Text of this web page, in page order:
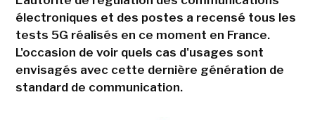
électroniques et des postes a recensé tous les
tests 5G réalisés en ce moment en France.
L'occasion de voir quels cas d'usages sont
envisagés avec cette dernière génération de
standard de communication.